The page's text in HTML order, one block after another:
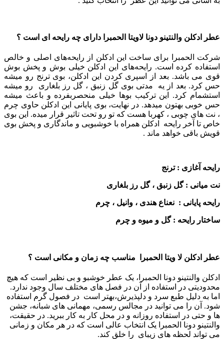
عطر ادکلن والنتینو دونا لاویتا الحمبرا دارای چه رایحه ای است ؟
شرکت الحمبرا برای ساخت این ادکلن از رایحه‌های اصلی و خالص
استفاده کرده است. رایحه‌های این ادکلن خیلی بوش و پخش بوش
قوی می باشد. بعد از اسپری کردن این ادکلن، بوی ترنج رو میشه
حس کرد. بعد از یه مدتی بوی گل زنبق ، گل رز بلغاری رو میشه
استشمام کرد. این ترکیب بوها خیلی منحصربفرده و باعث میشه
حس خوبی بهتون میدهد. در نهایت، بوی پایانی این ادکلن حاوی چرم
، نت های چوبی ، کهربا هست که تو رو تحت تاثیر قرار میده. این بوی
خاص تا آخر رایحه ادکلن همراه با خوشبویی و ماندگاری و پخش بوی
قویش باقی خواهد ماند .
رایحه آغازی : ترنج
نت میانی : گل زنبق ، گل رز بلغاری
رایحه پایانی : نعناع هندی ، وانيل ، چرم
ساختار رایحه : گل و میوه و چرم
عطر ادکلن لا ویتا الحمبرا مناسب چه زمان و مکانی است ؟
ادکلن والنتینو دونا الحمبرا، یک عطر خوشبو و بی نظیر است که هیچ
محدودیتی در استفاده از آن در فصل های مختلف سال وجود ندارد.
اما به دلیل طبع سرد و دلپذیرش،بهتر است در فصول گرم استفاده
شود. آن را می توانید در مجالس رسمی، مهمانی های شبانه، جشن
ها و حتی در استفاده روزانه و در محل کار به کار ببرید. در حقیقت،
والنتینو دونا الحمبرا یک انتخاب عالی است که در هر مکان و زمانی
می تواند لحظه های زیبای را خلق کند.